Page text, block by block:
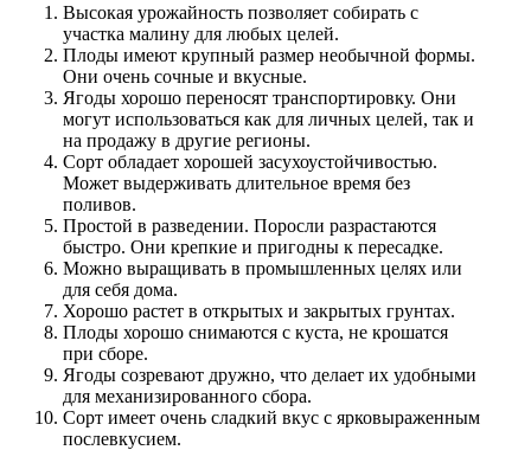
Высокая урожайность позволяет собирать с
участка малину для любых целей.
Плоды имеют крупный размер необычной формы.
Они очень сочные и вкусные.
Ягоды хорошо переносят транспортировку. Они
могут использоваться как для личных целей, так и
на продажу в другие регионы.
Сорт обладает хорошей засухоустойчивостью.
Может выдерживать длительное время без
поливов.
Простой в разведении. Поросли разрастаются
быстро. Они крепкие и пригодны к пересадке.
Можно выращивать в промышленных целях или
для себя дома.
Хорошо растет в открытых и закрытых грунтах.
Плоды хорошо снимаются с куста, не крошатся
при сборе.
Ягоды созревают дружно, что делает их удобными
для механизированного сбора.
Сорт имеет очень сладкий вкус с ярковыраженным
послевкусием.